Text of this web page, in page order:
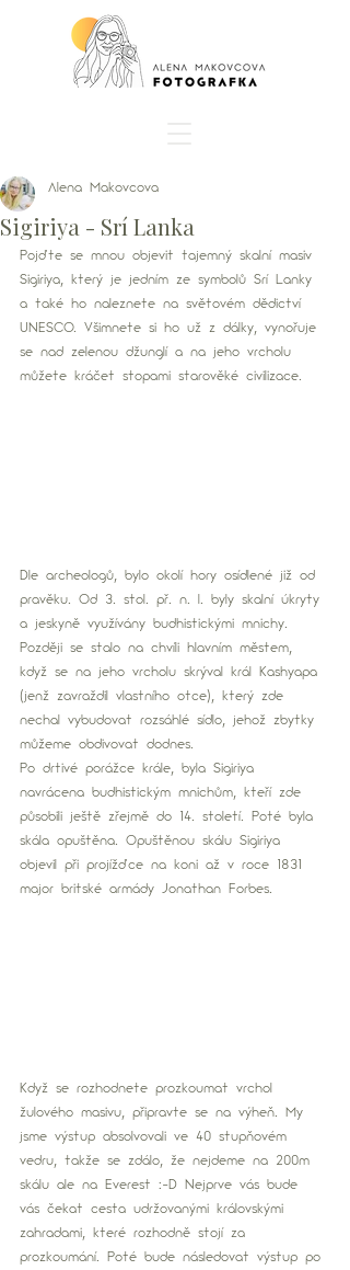
Sigiriya - Srí Lanka
Alena Makovcova
Pojďte se mnou objevit tajemný skalní masiv
Sigiriya, který je jedním ze symbolů Srí Lanky
a také ho naleznete na světovém dědictví
UNESCO. Všimnete si ho už z dálky, vynořuje
se nad zelenou džunglí a na jeho vrcholu
můžete kráčet stopami starověké civilizace.
Dle archeologů, bylo okolí hory osídlené již od
pravěku. Od 3. stol. př. n. l. byly skalní úkryty
a jeskyně využívány budhistickými mnichy.
Později se stalo na chvíli hlavním městem,
když se na jeho vrcholu skrýval král Kashyapa
(jenž zavraždil vlastního otce), který zde
nechal vybudovat rozsáhlé sídlo, jehož zbytky
můžeme obdivovat dodnes.
Po drtivé porážce krále, byla Sigiriya
navrácena budhistickým mnichům, kteří zde
působili ještě zřejmě do 14. století. Poté byla
skála opuštěna. Opuštěnou skálu Sigiriya
objevil při projížďce na koni až v roce 1831
major britské armády Jonathan Forbes.
Když se rozhodnete prozkoumat vrchol
žulového masivu, připravte se na výheň. My
jsme výstup absolvovali ve 40 stupňovém
vedru, takže se zdálo, že nejdeme na 200m
skálu ale na Everest :-D Nejprve vás bude
vás čekat cesta udržovanými královskými
zahradami, které rozhodně stojí za
prozkoumání. Poté bude následovat výstup po